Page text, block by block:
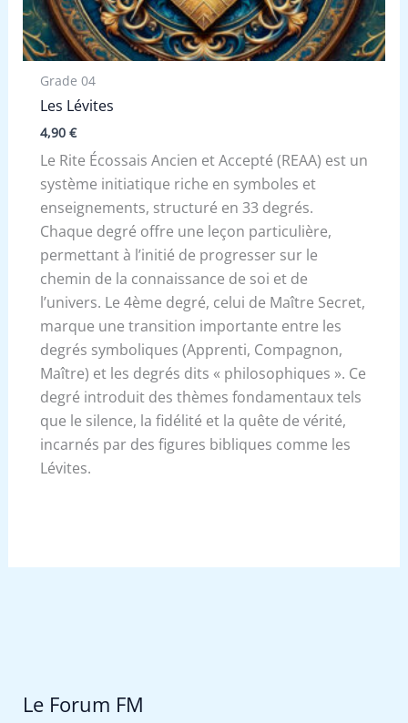
Grade 04
Les Lévites
4,90 €
Le Rite Écossais Ancien et Accepté (REAA) est un
système initiatique riche en symboles et
enseignements, structuré en 33 degrés.
Chaque degré offre une leçon particulière,
permettant à l’initié de progresser sur le
chemin de la connaissance de soi et de
l’univers. Le 4ème degré, celui de Maître Secret,
marque une transition importante entre les
degrés symboliques (Apprenti, Compagnon,
Maître) et les degrés dits « philosophiques ». Ce
degré introduit des thèmes fondamentaux tels
que le silence, la fidélité et la quête de vérité,
incarnés par des figures bibliques comme les
Lévites.
Le Forum FM